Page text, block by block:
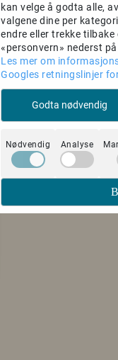
kan velge å godta alle,
valgene dine per
endre eller trekke
«personvern» nederst
Les mer om
Googles retningslinjer
Godta nødvendig
Nødvendig Analyse